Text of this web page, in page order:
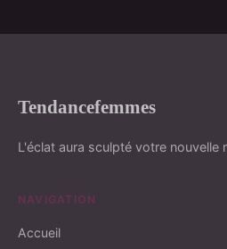
Tendancefemmes
L'éclat aura sculpté votre nouvelle
NAVIGATION
Accueil